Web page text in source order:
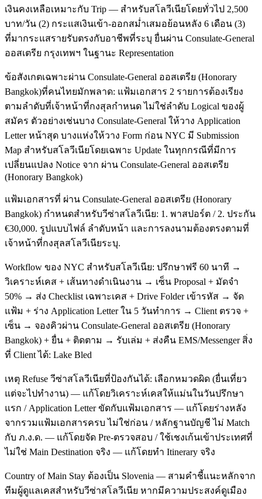
เงินคงเหลือเหมาะกับ Trip — สำหรับสโลวีเนียโดยทั่วไป 2,500
บาท/วัน (2) กระแสเงินเข้า-ออกสม่ำเสมอย้อนหลัง 6 เดือน (3)
ที่มากระแสรายรับตรงกับอาชีพที่ระบุ ยื่นผ่าน Consulate-General
ออสเตรีย กรุงเทพฯ ในฐานะ Representation
ข้อสังเกตเฉพาะผ่าน Consulate-General ออสเตรีย (Honorary
Bangkok)ที่คนไทยมักพลาด: แฟ้มเอกสาร 2 รายการต้องเรียง
ตามลำดับที่เจ้าหน้าที่กงสุลกำหนด ไม่ใช่ลำดับ Logical ของผู้
สมัคร ตัวอย่างเช่นบาง Consulate-General ให้วาง Application
Letter หน้าสุด บางแห่งให้วาง Form ก่อน NYC มี Submission
Map สำหรับสโลวีเนียโดยเฉพาะ Update ในทุกกรณีที่มีการ
เปลี่ยนแปลง Notice จาก ผ่าน Consulate-General ออสเตรีย
(Honorary Bangkok)
แฟ้มเอกสารที่ ผ่าน Consulate-General ออสเตรีย (Honorary
Bangkok) กำหนดสำหรับวีซ่าสโลวีเนีย: 1. พาสปอร์ต / 2. ประกัน
€30,000. รูปแบบไฟล์ ลำดับหน้า และการลงนามต้องตรงตามที่
เจ้าหน้าที่กงสุลสโลวีเนียระบุ.
Workflow ของ NYC สำหรับสโลวีเนีย: ปรึกษาฟรี 60 นาที →
วิเคราะห์เคส + เส้นทางดำเนินงาน → เซ็น Proposal + มัดจำ
50% → ส่ง Checklist เฉพาะเคส + Drive Folder เข้ารหัส → จัด
แฟ้ม + ร่าง Application Letter ใน 5 วันทำการ → Client ตรวจ +
เซ็น → จองคิวผ่าน Consulate-General ออสเตรีย (Honorary
Bangkok) + ยื่น + ติดตาม → รับเล่ม + ส่งคืน EMS/Messenger สิ่ง
ที่ Client ได้: Lake Bled
เหตุ Refuse วีซ่าสโลวีเนียที่ป้องกันได้: เลือกหมวดผิด (ยื่นเที่ยว
แต่จะไปทำงาน) — แก้โดยวิเคราะห์เคสให้แม่นในวันปรึกษา
แรก / Application Letter ขัดกับแฟ้มเอกสาร — แก้โดยร่างหลัง
จากรวมแฟ้มเอกสารครบ ไม่ใช่ก่อน / หลักฐานบัญชี ไม่ Match
กับ ภ.ง.ด. — แก้โดยจัด Pre-ตรวจสอบ / ใช้เชงเก้นเข้าประเทศที่
ไม่ใช่ Main Destination จริง — แก้โดยทำ Itinerary จริง
Country of Main Stay ต้องเป็น Slovenia — สามคำชี้แนะหลักจาก
ทีมผู้ดูแลเคสสำหรับวีซ่าสโลวีเนีย หากมีความประสงค์ดูเมือง